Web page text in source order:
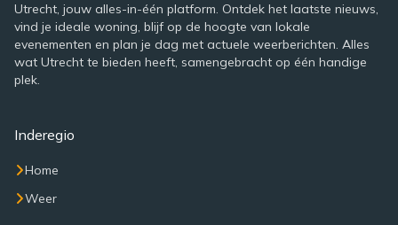
Utrecht, jouw alles-in-één platform. Ontdek het laatste nieuws,
vind je ideale woning, blijf op de hoogte van lokale
evenementen en plan je dag met actuele weerberichten. Alles
wat Utrecht te bieden heeft, samengebracht op één handige
plek.
Inderegio
Home
Weer